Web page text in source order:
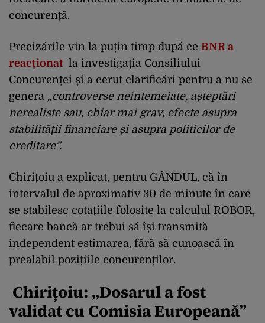
concurență.
Precizările vin la puțin timp după ce BNR a
reacționat la investigația Consiliului
Concurenței și a cerut clarificări pentru a nu se
genera „controverse neîntemeiate, așteptări
nerealiste sau, chiar mai grav, efecte asupra
stabilității financiare și asupra politicilor de
creditare”.
Chirițoiu a explicat, pentru GÂNDUL, că în
intervalul de aproximativ 30 de minute în care
se stabilesc cotațiile folosite la calculul ROBOR,
fiecare bancă ar trebui să își transmită
independent estimarea, fără să cunoască în
prealabil pozițiile concurenților.
Chirițoiu: „Dosarul a fost
validat cu Comisia Europeană”